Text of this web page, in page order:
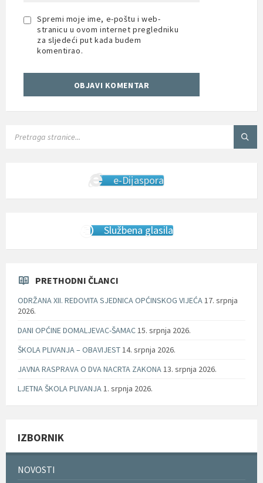
Spremi moje ime, e-poštu i web-
stranicu u ovom internet pregledniku
za sljedeći put kada budem
komentirao.
e-Dijaspora
Službena glasila
PRETHODNI ČLANCI
ODRŽANA XII. REDOVITA SJEDNICA OPĆINSKOG VIJEĆA17. srpnja
2026.
DANI OPĆINE DOMALJEVAC-ŠAMAC15. srpnja 2026.
ŠKOLA PLIVANJA – OBAVIJEST14. srpnja 2026.
JAVNA RASPRAVA O DVA NACRTA ZAKONA13. srpnja 2026.
LJETNA ŠKOLA PLIVANJA1. srpnja 2026.
IZBORNIK
NOVOSTI